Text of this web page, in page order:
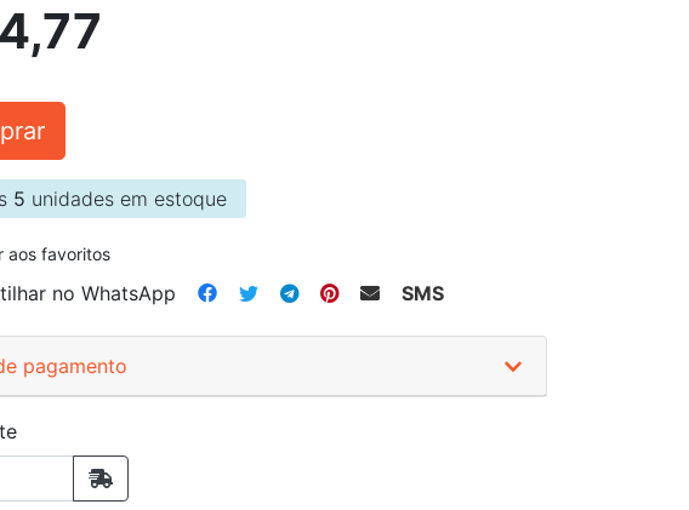
5 unidades em estoque
aos favoritos
no WhatsApp SMS
pagamento